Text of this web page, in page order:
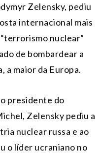
Zelensky, pediu
internacional mais
nuclear”
de bombardear a
a maior da Europa.
presidente do
Zelensky pediu a
nuclear russa e ao
o líder ucraniano no